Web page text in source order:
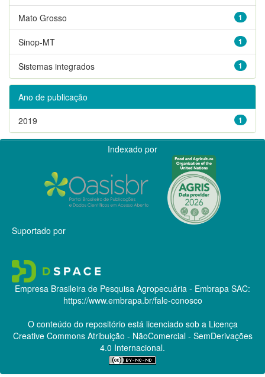
1
Mato Grosso
1
Sinop-MT
1
Sistemas integrados
Ano de publicação
1
2019
Indexado por
Suportado por
Empresa Brasileira de Pesquisa Agropecuária - Embrapa SAC:
https://www.embrapa.br/fale-conosco
O conteúdo do repositório está licenciado sob a Licença
Creative CommonsAtribuição - NãoComercial - SemDerivações
4.0 Internacional.